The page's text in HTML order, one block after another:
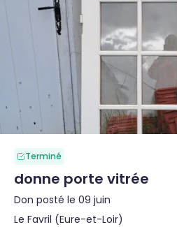
Terminé
donne porte vitrée
Don posté le 09 juin
Le Favril (Eure-et-Loir)